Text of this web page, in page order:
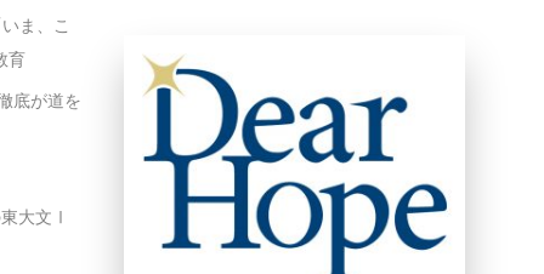
ま、こ
育
底が道を
大文Ⅰ